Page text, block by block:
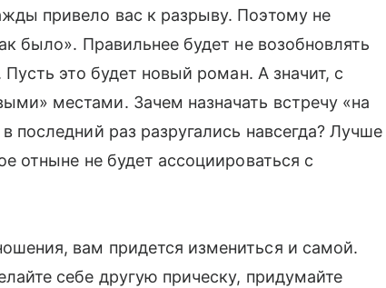
привело вас к разрыву. Поэтому не
было». Правильнее будет не возобновлять
это будет новый роман. А значит, с
местами. Зачем назначать встречу «на
последний раз разругались навсегда? Лучше
отныне не будет ассоциироваться с
вам придется измениться и самой.
себе другую прическу, придумайте